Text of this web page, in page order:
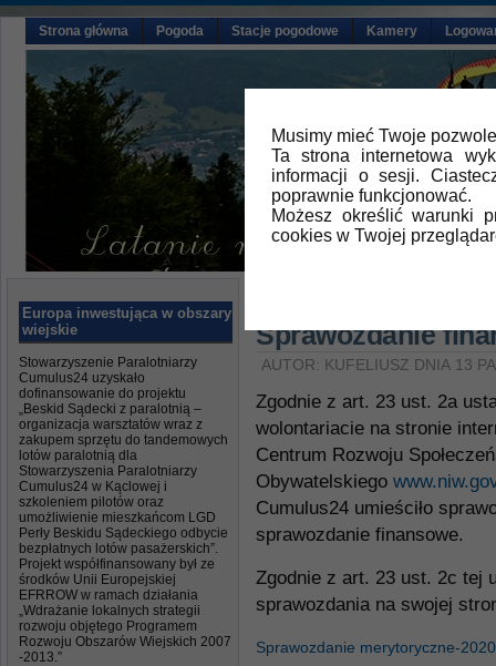
Musimy mieć Twoje
Ta strona internetowa
informacji o sesji.
poprawnie funkcjonować.
Możesz określić warunki
cookies w Twojej
Strona główna Pogoda Stacje pogodowe Kamery
Europa inwestująca w obszary
wiejskie
Stowarzyszenie Paralotniarzy
Cumulus24 uzyskało
dofinansowanie do projektu
„Beskid Sądecki z paralotnią –
organizacja warsztatów wraz z
zakupem sprzętu do tandemowych
lotów paralotnią dla
Stowarzyszenia Paralotniarzy
Cumulus24 w Kąclowej i
szkoleniem pilotów oraz
umożliwienie mieszkańcom LGD
Perły Beskidu Sądeckiego odbycie
bezpłatnych lotów pasażerskich”.
Projekt współfinansowany był ze
środków Unii Europejskiej
EFRROW w ramach działania
„Wdrażanie lokalnych strategii
rozwoju objętego Programem
Rozwoju Obszarów Wiejskich 2007
-2013.”
Sprawozdanie
AUTOR: KUFELIUSZ DNIA 13
Zgodnie z art. 23 ust. 2a
wolontariacie na stronie
Centrum Rozwoju
Obywatelskiego
Cumulus24 umieściło
sprawozdanie finansowe.
Zgodnie z art. 23 ust. 2c tej
sprawozdania na swojej
Sprawozdanie merytoryczne-